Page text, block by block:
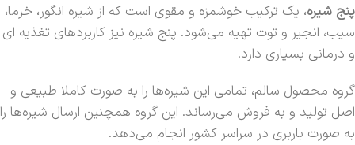
پنج شیره، یک ترکیب خوشمزه و مقوی است که از شیره انگور، خرما،
سیب، انجیر و توت تهیه می‌شود. پنج شیره نیز کاربردهای تغذیه ای
و درمانی بسیاری دارد.
گروه محصول سالم، تمامی این شیره‌ها را به صورت کاملا طبیعی و
اصل تولید و به فروش می‌رساند. این گروه همچنین ارسال شیره‌ها را
به صورت باربری در سراسر کشور انجام می‌دهد.